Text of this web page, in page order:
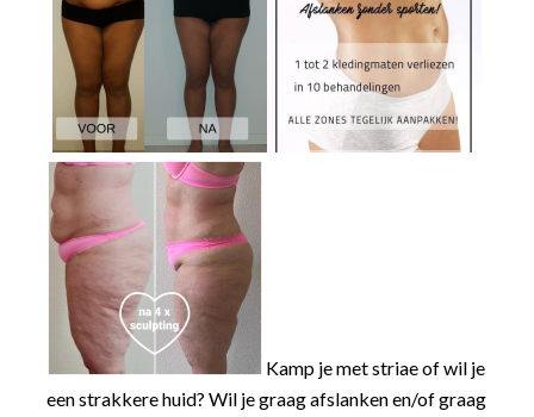
Kamp je met striae of wil je
een strakkere huid? Wil je graag afslanken en/of graag